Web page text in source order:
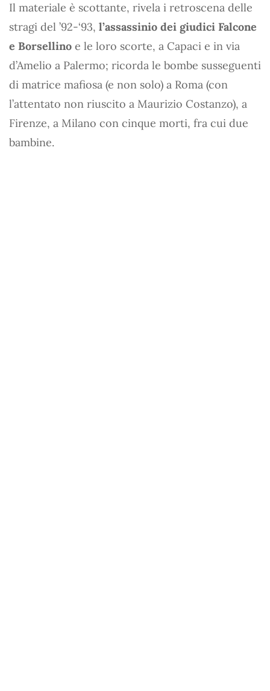
Il materiale è scottante, rivela i retroscena delle
stragi del ’92-‘93, l’assassinio dei giudici Falcone
e Borsellino e le loro scorte, a Capaci e in via
d’Amelio a Palermo; ricorda le bombe susseguenti
di matrice mafiosa (e non solo) a Roma (con
l’attentato non riuscito a Maurizio Costanzo), a
Firenze, a Milano con cinque morti, fra cui due
bambine.